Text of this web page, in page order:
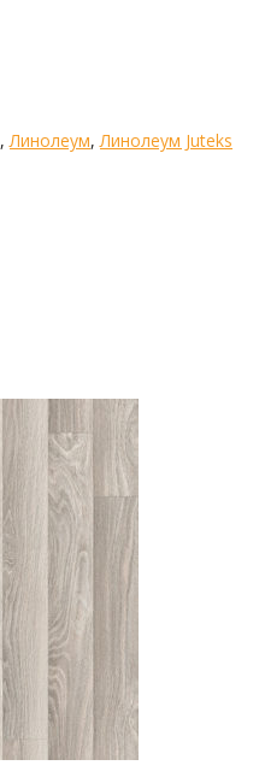
, Линолеум, Линолеум Juteks